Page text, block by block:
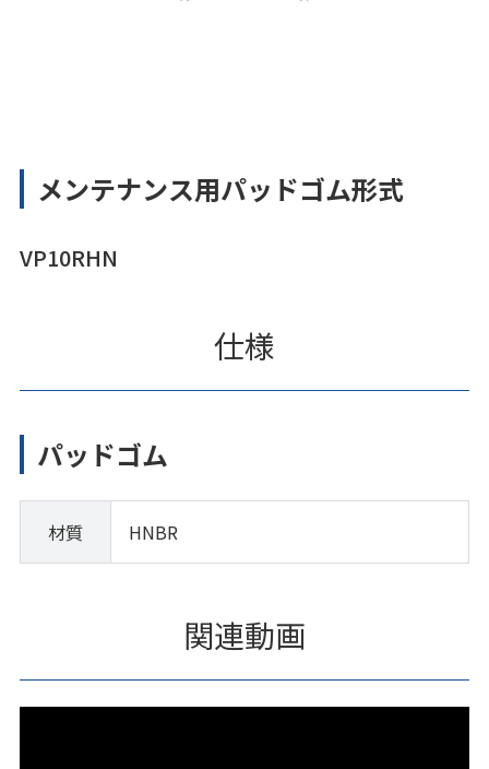
メンテナンス用パッドゴム形式
VP10RHN
仕様
パッドゴム
材質 HNBR
関連動画